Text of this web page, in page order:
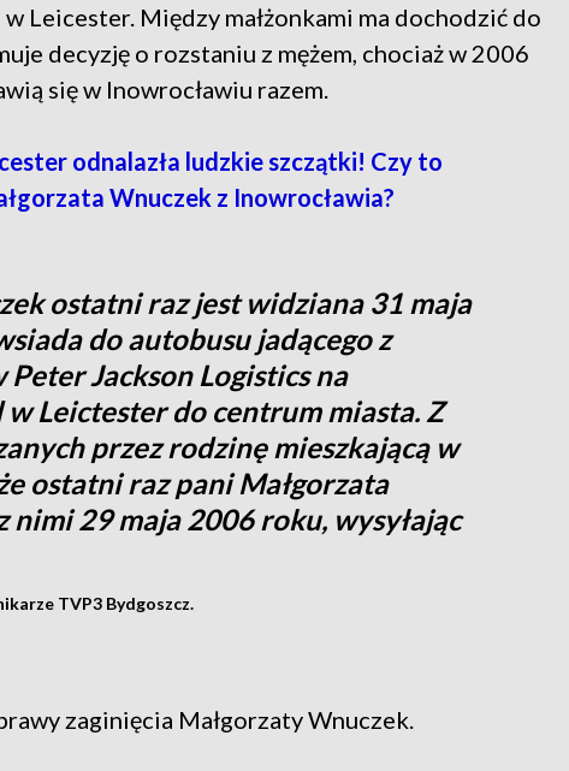
Leicester. Między małżonkami ma dochodzić do
decyzję o rozstaniu z mężem, chociaż w 2006
się w Inowrocławiu razem.
odnalazła ludzkie szczątki! Czy to
Wnuczek z Inowrocławia?
ostatni raz jest widziana 31 maja
do autobusu jadącego z
Peter Jackson Logistics na
Leictester do centrum miasta. Z
przez rodzinę mieszkającą w
ostatni raz pani Małgorzata
nimi 29 maja 2006 roku, wysyłając
TVP3 Bydgoszcz.
zaginięcia Małgorzaty Wnuczek.